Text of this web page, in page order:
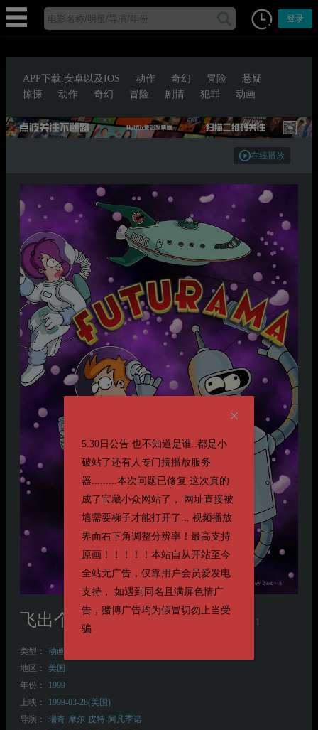
登录
5.30日公告 也不知道是谁..都是小
破站了还有人专门搞播放服务
器.........本次问题已修复 这次真的
成了宝藏小众网站了， 网址直接被
墙需要梯子才能打开了... 视频播放
界面右下角调整分辨率！最高支持
原画！！！！！本站自从开站至今
全站无广告，仅靠用户会员爱发电
支持， 如遇到同名且满屏色情广
告，赌博广告均为假冒切勿上当受
骗
APP下载:安卓以及IOS 动作 奇幻 冒险
悬疑
惊悚
动作 奇幻 冒险 剧情 犯罪 动画
在线播放
飞出个未来 第一季 第一季 Futurama Season 1
类型： 动画
地区：
美国
年份：
1999
上映：
1999-03-28(美国)
导演：
瑞奇·摩尔 皮特·阿凡季诺